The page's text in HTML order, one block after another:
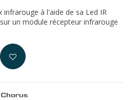
à l'aide de sa Led IR
un module récepteur infrarouge